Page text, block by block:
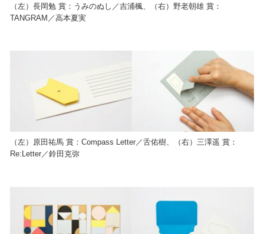
（左）長岡勉 賞：うみのぬし／吉浦楓、（右）野老朝雄 賞：
TANGRAM／高本夏実
（左）原田祐馬 賞：Compass Letter／舌佑樹、（右）三澤遥 賞：
Re:Letter／鈴田克弥